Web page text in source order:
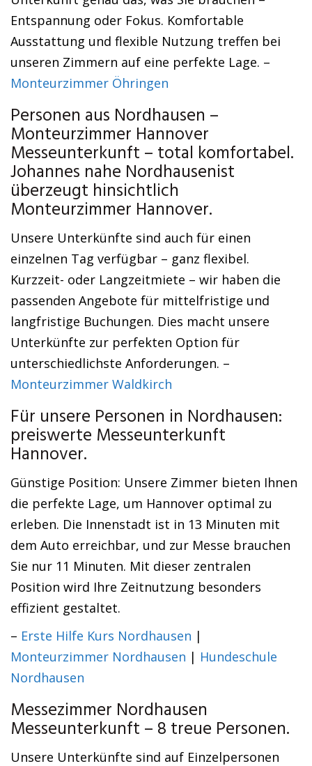
Entspannung oder Fokus. Komfortable
Ausstattung und flexible Nutzung treffen bei
unseren Zimmern auf eine perfekte Lage. –
Monteurzimmer Öhringen
Personen aus Nordhausen –
Monteurzimmer Hannover
Messeunterkunft – total komfortabel.
Johannes nahe Nordhausenist
überzeugt hinsichtlich
Monteurzimmer Hannover.
Unsere Unterkünfte sind auch für einen
einzelnen Tag verfügbar – ganz flexibel.
Kurzzeit- oder Langzeitmiete – wir haben die
passenden Angebote für mittelfristige und
langfristige Buchungen. Dies macht unsere
Unterkünfte zur perfekten Option für
unterschiedlichste Anforderungen. –
Monteurzimmer Waldkirch
Für unsere Personen in Nordhausen:
preiswerte Messeunterkunft
Hannover.
Günstige Position: Unsere Zimmer bieten Ihnen
die perfekte Lage, um Hannover optimal zu
erleben. Die Innenstadt ist in 13 Minuten mit
dem Auto erreichbar, und zur Messe brauchen
Sie nur 11 Minuten. Mit dieser zentralen
Position wird Ihre Zeitnutzung besonders
effizient gestaltet.
– Erste Hilfe Kurs Nordhausen |
Monteurzimmer Nordhausen | Hundeschule
Nordhausen
Messezimmer Nordhausen
Messeunterkunft – 8 treue Personen.
Unsere Unterkünfte sind auf Einzelpersonen